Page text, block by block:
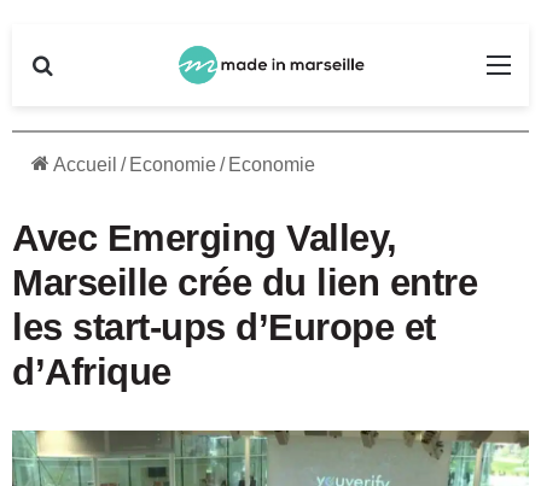
Accueil / Economie/ Economie
Avec Emerging Valley,
Marseille crée du lien entre
les start-ups d’Europe et
d’Afrique